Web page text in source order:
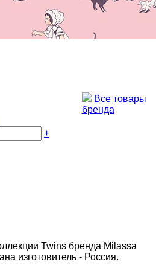
Все товары
бренда
+
Twins бренда Milassa
изготовитель - Россия.